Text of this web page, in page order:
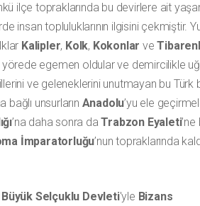
ilçe topraklarında bu devirlere ait
insan topluluklarının ilgisini çekmiştir.
Kalipler, Kolk, Kokonlar ve
egemen oldular ve demircilikle
ve geleneklerini unutmayan bu Türk
bağlı unsurların Anadolu’yu ele
’na daha sonra daTrabzon Eyaleti’ne
İmparatorluğu’nun topraklarında
Büyük Selçuklu Devleti'yle Bizans